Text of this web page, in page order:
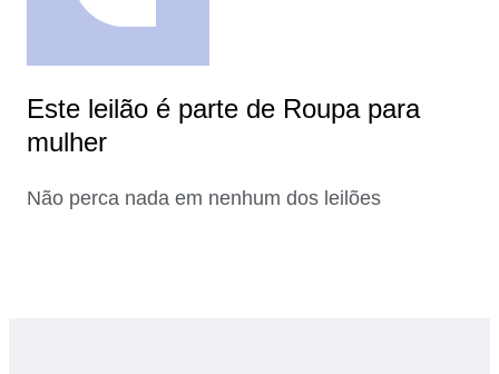
Este leilão é parte de Roupa para
mulher
Não perca nada em nenhum dos leilões